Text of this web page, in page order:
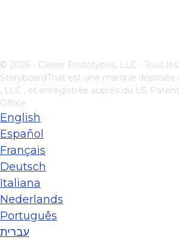
© 2026 - Clever Prototypes, LLC - Tous
StoryboardThat est une marque déposée
, LLC , et enregistrée auprès du US
Office
English
Español
Français
Deutsch
Italiana
Nederlands
Português
עברית